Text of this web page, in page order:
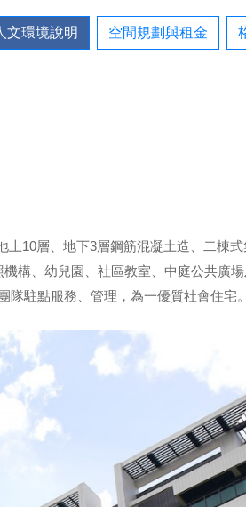
文環境說明 空間規劃與租金
10層、地下3層鋼筋混凝土造、二棟
構、幼兒園、社區教室、中庭公共廣
駐點服務、管理，為一優質社會住宅。